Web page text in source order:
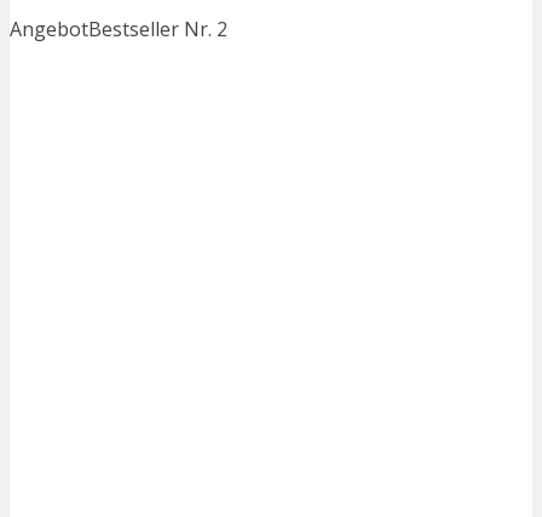
AngebotBestseller Nr. 2